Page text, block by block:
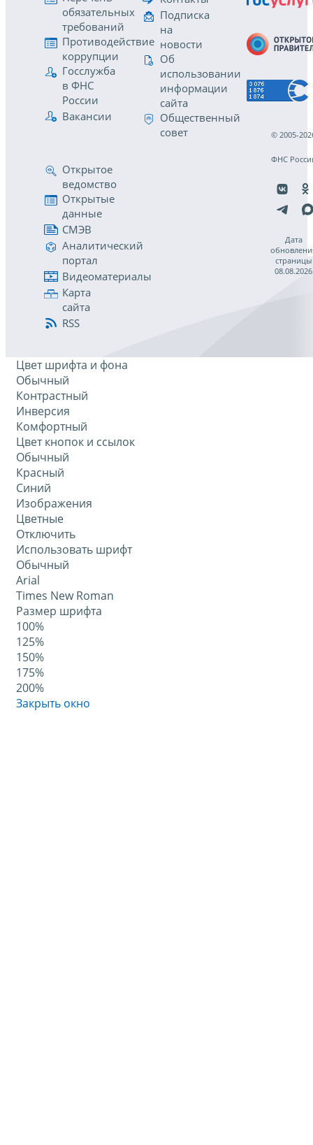
обязательных
требований
Противодействие
коррупции
Госслужба
в ФНС
России
Вакансии
Подписка
на
новости
Об
использовании
информации
сайта
Общественный
совет
Открытое
ведомство
Открытые
данные
СМЭВ
Аналитический
портал
Видеоматериалы
Карта
сайта
RSS
© 2005-
ФНС
Дата
страницы
08.08.2026
Цвет шрифта и фона
Обычный
Контрастный
Инверсия
Комфортный
Цвет кнопок и ссылок
Обычный
Красный
Синий
Изображения
Цветные
Отключить
Использовать шрифт
Обычный
Arial
Times New Roman
Размер шрифта
100%
125%
150%
175%
200%
Закрыть окно